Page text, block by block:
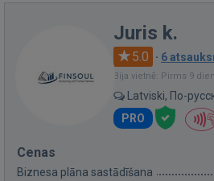
Juris k.
5.0 · 6
Bija vietnē: Pirms 9
Latviski, По-
PRO
Cenas
Biznesa plāna sastādīšana